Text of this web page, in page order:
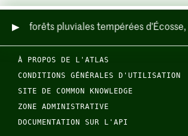
des forêts pluviales tempérées
À PROPOS DE L'ATLAS
CONDITIONS GÉNÉRALES D'UTILISATION
SITE DE COMMON KNOWLEDGE
ZONE ADMINISTRATIVE
DOCUMENTATION SUR L'API